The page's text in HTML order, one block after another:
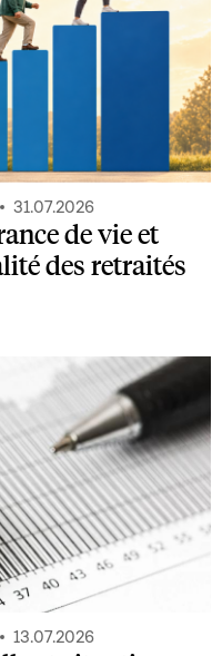
de vie et
des retraités
31.07.2026
13.07.2026